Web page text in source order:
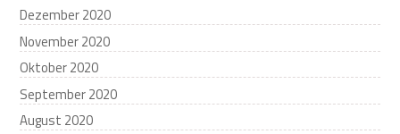
Dezember 2020
November 2020
Oktober 2020
September 2020
August 2020